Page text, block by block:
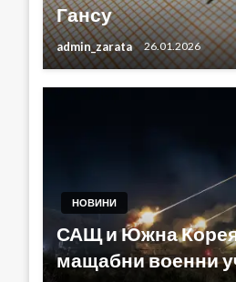
Гансу
admin_zarata 26.01.2026
НОВИНИ
САЩ и Южна Корея
мащабни военни